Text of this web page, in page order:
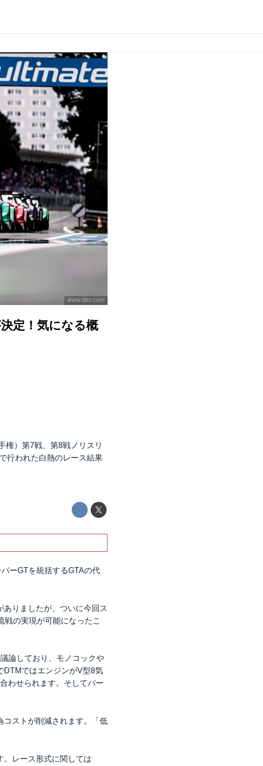
www.dtm.com
定！気になる概
権）第7戦、第8戦ノリスリ
行われた白熱のレース結果
ーGTを統括するGTAの代
りましたが、ついに今回ス
戦の実現が可能になったこ
論しており、モノコックや
DTMではエンジンがV型8気
わせられます。そしてパー
コストが削減されます。「低
。レース形式に関しては